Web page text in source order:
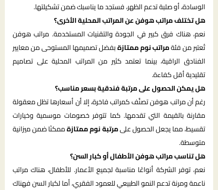
الوسادة، أو صلبة تدعم الظهر، فستجد ما يناسبك ضمن تشكيلتها.
هل تختلف مراتب هوفن عن المراتب المحلية الأخرى؟
نعم، هناك فرق كبير في الجودة والتقنيات المستخدمة. مراتب هوفن
تُعتبر من فئةمراتب نوم ممتازةبفضل تصميمها المستوحى من معايير
الفنادق الراقية، بينما تعتمد كثير من المراتب المحلية على تصاميم
تقليدية أقل كفاءة.
هل يمكن الحصول على مرتبة فندقية بسعر مناسب؟
رغم أن مراتب هوفن تصنَّف كمراتب فاخرة، إلا أن أسعارها تظل معقولة
مقارنة بالقيمة التي تقدمها. كما تتوفر خصومات موسمية وخيارات
تقسيط، مما يجعل الحصول علىمرتبة نوم ممتازةممكنًا ضمن ميزانية
متوسطة.
هل تناسب مراتب هوفن الأطفال أو كبار السن؟
نعم، توفر الشركة أنواعًا مناسبة لجميع الأعمار. للأطفال، هناك مراتب
ناعمة ومرنة تدعم النمو الطبيعي للعمود الفقري، أما لكبار السن فهناك